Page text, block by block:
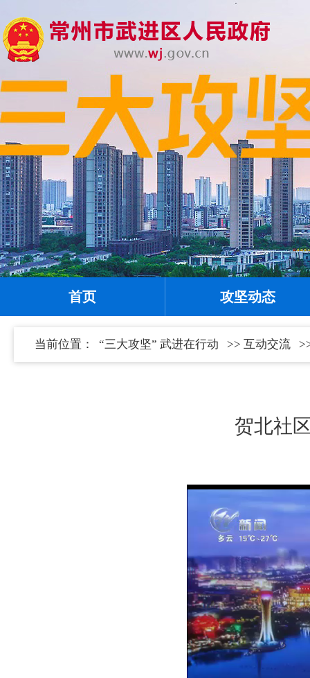
首页 攻坚动态
当前位置： “三大攻坚” 武进在行动 >> 互动交流
贺北社